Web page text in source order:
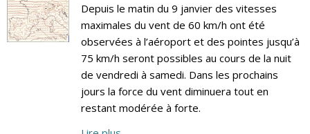
Depuis le matin du 9 janvier des vitesses
maximales du vent de 60 km/h ont été
observées à l’aéroport et des pointes jusqu’à
75 km/h seront possibles au cours de la nuit
de vendredi à samedi. Dans les prochains
jours la force du vent diminuera tout en
restant modérée à forte.